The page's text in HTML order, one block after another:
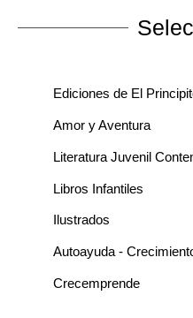
Ediciones de El
Amor y Aventura
Literatura Juvenil
Libros Infantiles
Ilustrados
Autoayuda -
Crecemprende